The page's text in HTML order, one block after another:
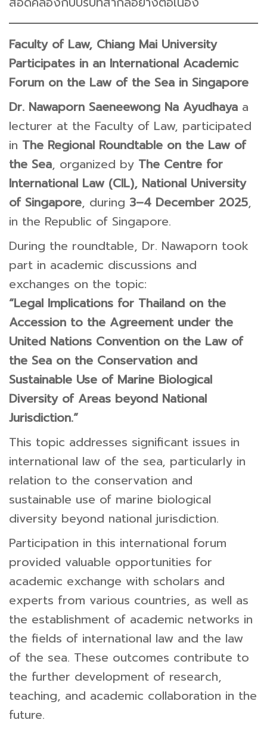
Faculty of Law, Chiang Mai University
Participates in an International Academic
Forum on the Law of the Sea in Singapore
Dr. Nawaporn Saeneewong Na Ayudhaya a
lecturer at the Faculty of Law, participated
in The Regional Roundtable on the Law of
the Sea, organized by The Centre for
International Law (CIL), National University
of Singapore, during 3–4 December 2025,
in the Republic of Singapore.
During the roundtable, Dr. Nawaporn took
part in academic discussions and
exchanges on the topic:
“Legal Implications for Thailand on the
Accession to the Agreement under the
United Nations Convention on the Law of
the Sea on the Conservation and
Sustainable Use of Marine Biological
Diversity of Areas beyond National
Jurisdiction.”
This topic addresses significant issues in
international law of the sea, particularly in
relation to the conservation and
sustainable use of marine biological
diversity beyond national jurisdiction.
Participation in this international forum
provided valuable opportunities for
academic exchange with scholars and
experts from various countries, as well as
the establishment of academic networks in
the fields of international law and the law
of the sea. These outcomes contribute to
the further development of research,
teaching, and academic collaboration in the
future.